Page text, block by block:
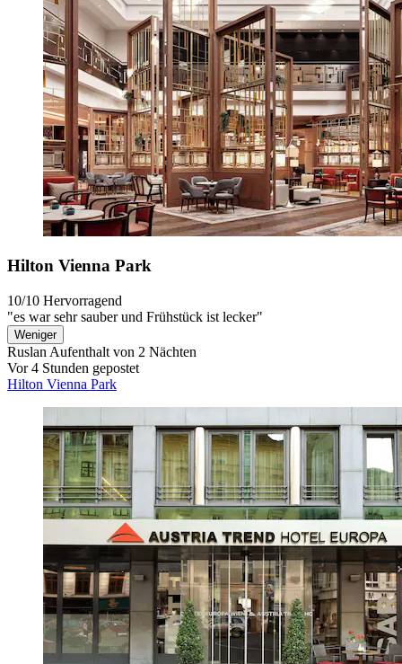
Hilton Vienna Park
10/10 Hervorragend
"es war sehr sauber und Frühstück ist lecker"
Weniger
Ruslan Aufenthalt von 2 Nächten
Vor 4 Stunden gepostet
Hilton Vienna Park